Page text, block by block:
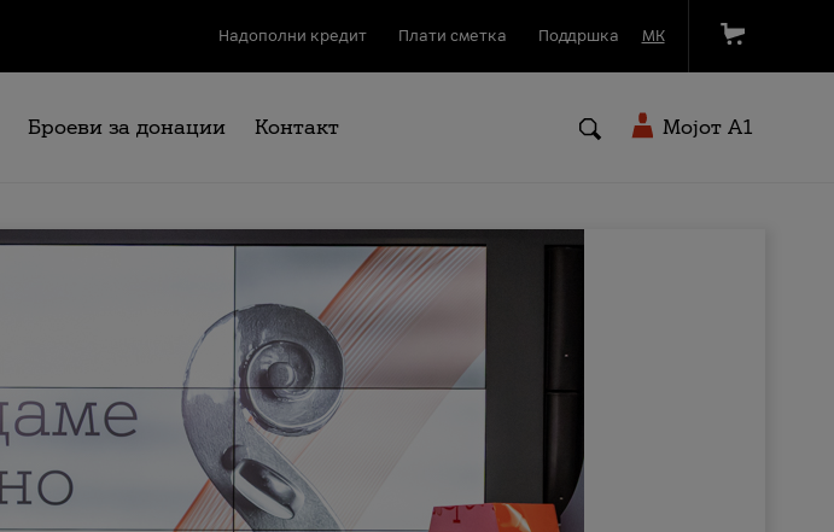
Надополни кредит Плати сметка Поддршка МК
Броеви за донации Контакт Мојот A1